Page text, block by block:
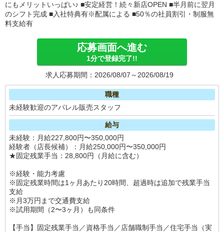
にもメリットいっぱい♪ ■安定経営！続々新店OPEN ■半月前に翌月
のシフト完成 ■入社特典有※配属による ■50％の社員割引・制服無
料支給有
応募画面へ進む
1分で登録完了!!
求人応募期間：2026/08/07～2026/08/19
職種
未経験歓迎のアパレル販売スタッフ
給与
未経験：月給227,800円〜350,000円
経験者（店長候補）：月給250,000円〜350,000円
★固定残業手当：28,800円（月給に含む）
※経験・能力考慮
※固定残業時間は1ヶ月あたり20時間、超過時は追加で残業手当
支給
※月3万円まで交通費支給
※試用期間（2〜3ヶ月）も同条件
【手当】固定残業手当／資格手当／店舗職制手当／住宅手当（実